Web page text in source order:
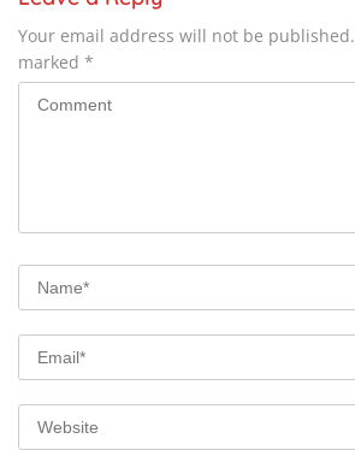
Your email address will not be published.
marked *